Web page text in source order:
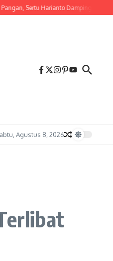
Sertu Harianto Dampingi Petani
Agustus 8, 2026